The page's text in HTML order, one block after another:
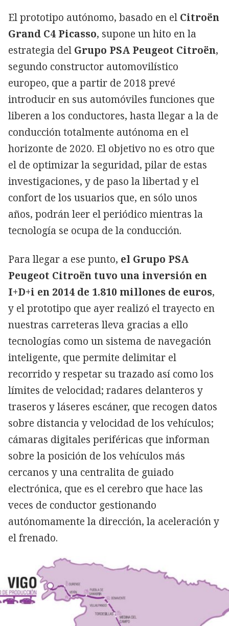
El prototipo autónomo, basado en el Citroën
Grand C4 Picasso, supone un hito en la
estrategia del Grupo PSA Peugeot Citroën,
segundo constructor automovilístico
europeo, que a partir de 2018 prevé
introducir en sus automóviles funciones que
liberen a los conductores, hasta llegar a la de
conducción totalmente autónoma en el
horizonte de 2020. El objetivo no es otro que
el de optimizar la seguridad, pilar de estas
investigaciones, y de paso la libertad y el
confort de los usuarios que, en sólo unos
años, podrán leer el periódico mientras la
tecnología se ocupa de la conducción.
Para llegar a ese punto, el Grupo PSA
Peugeot Citroën tuvo una inversión en
I+D+i en 2014 de 1.810 millones de euros,
y el prototipo que ayer realizó el trayecto en
nuestras carreteras lleva gracias a ello
tecnologías como un sistema de navegación
inteligente, que permite delimitar el
recorrido y respetar su trazado así como los
límites de velocidad; radares delanteros y
traseros y láseres escáner, que recogen datos
sobre distancia y velocidad de los vehículos;
cámaras digitales periféricas que informan
sobre la posición de los vehículos más
cercanos y una centralita de guiado
electrónica, que es el cerebro que hace las
veces de conductor gestionando
autónomamente la dirección, la aceleración y
el frenado.